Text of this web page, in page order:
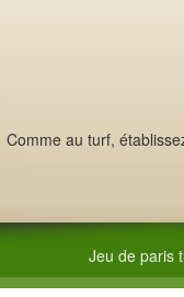
Comme au turf,
Jeu de paris